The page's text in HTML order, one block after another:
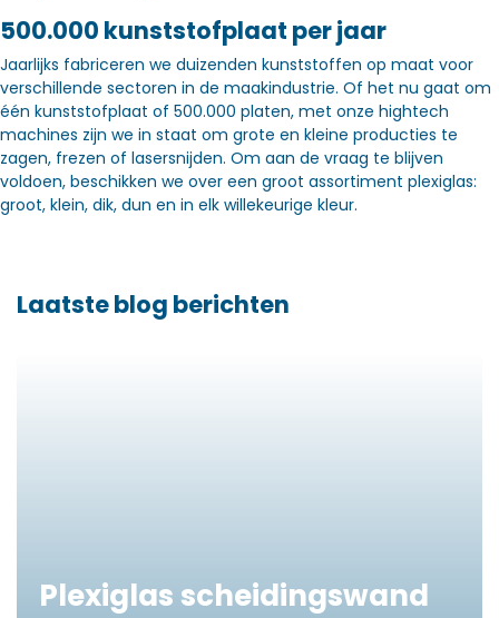
500.000 kunststofplaat per jaar
Jaarlijks fabriceren we duizenden kunststoffen op maat voor
verschillende sectoren in de maakindustrie. Of het nu gaat om
één kunststofplaat of 500.000 platen, met onze hightech
machines zijn we in staat om grote en kleine producties te
zagen, frezen of lasersnijden. Om aan de vraag te blijven
voldoen, beschikken we over een groot assortiment plexiglas:
groot, klein, dik, dun en in elk willekeurige kleur.
Laatste blog berichten
Plexiglas scheidingswand